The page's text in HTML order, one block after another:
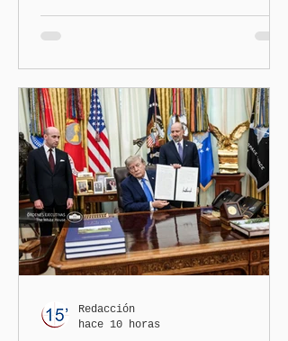
Sheinbaum Pardo anunció el
restablecimiento de las
relaciones diplomáticas
entre los gobiernos de
México y Perú. “Es
importante que más allá de
la orientación política de
los gobiernos —porque hay
orientaciones políticas de
los gobiernos, llegan por
— es importante que México
tenga relaciones
Redacción
hace 10 horas